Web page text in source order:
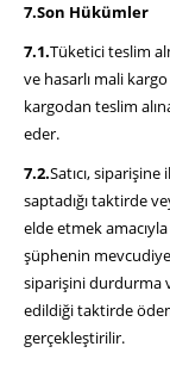
7.Son Hükümler
7.1.Tüketici teslim
ve hasarlı mali
kargodan teslim
eder.
7.2.Satıcı,
saptadığı taktirde
elde etmek
şüphenin
siparişini durdurma
edildiği taktirde
gerçekleştirilir.